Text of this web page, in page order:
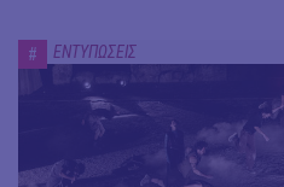
# ΕΝΤΥΠΩΣΕΙΣ